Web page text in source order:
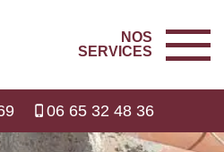
NOS
SERVICES
06 65 32 48 36